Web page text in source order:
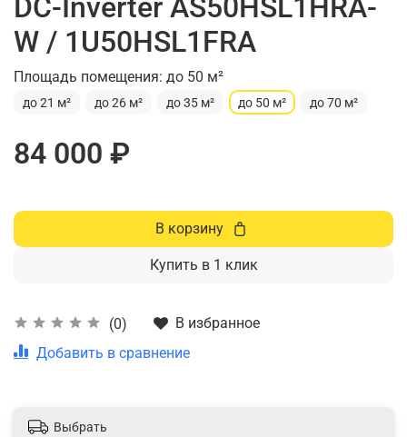
DC-Inverter AS50HSL1HRA-
W / 1U50HSL1FRA
Площадь помещения: до 50 м²
до 21 м² до 26 м² до 35 м² до 50 м² до 70 м²
(0)
В избранное
Добавить в сравнение
84 000 ₽
В корзину
Купить в 1 клик
Выбрать